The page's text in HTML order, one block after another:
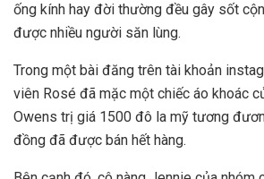
ống kính hay đời thường đều gây sốt
được nhiều người săn lùng.
Trong một bài đăng trên tài khoản
viên Rosé đã mặc một chiếc áo khoác
Owens trị giá 1500 đô la mỹ tương
đồng đã được bán hết hàng.